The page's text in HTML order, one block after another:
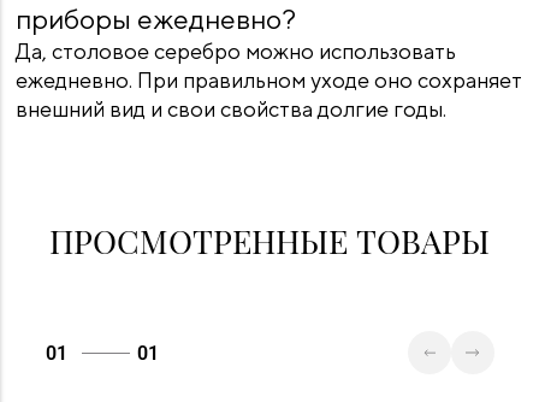
приборы ежедневно?
Да, столовое серебро можно использовать
ежедневно. При правильном уходе оно сохраняет
внешний вид и свои свойства долгие годы.
ПРОСМОТРЕННЫЕ ТОВАРЫ
01 01